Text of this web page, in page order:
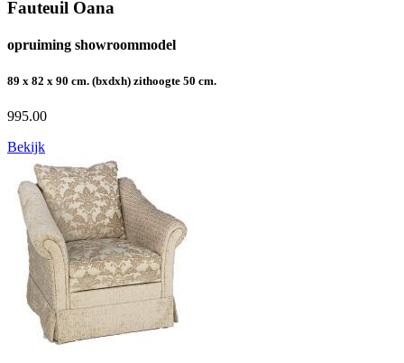
Fauteuil Oana
opruiming showroommodel
89 x 82 x 90 cm. (bxdxh) zithoogte 50 cm.
995.00
Bekijk